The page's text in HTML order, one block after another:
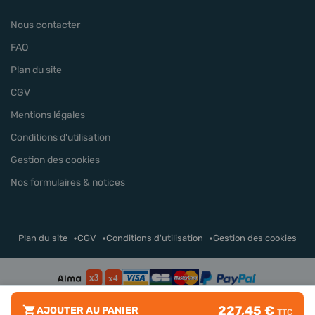
AJOUTER AU PANIER 227,45 € TTC
Nous contacter
FAQ
Plan du site
CGV
Mentions légales
Conditions d'utilisation
Gestion des cookies
Nos formulaires & notices
Plan du site CGV Conditions d'utilisation Gestion des cookies